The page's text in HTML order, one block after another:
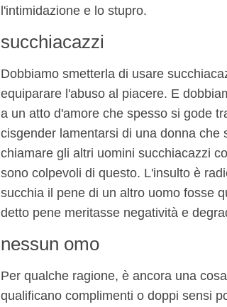
l'intimidazione e lo stupro.
succhiacazzi
Dobbiamo smetterla di usare
equiparare l'abuso al piacere. E
a un atto d'amore che spesso si gode
cisgender lamentarsi di una donna
chiamare gli altri uomini succhiacazzi
sono colpevoli di questo. L'insulto è
succhia il pene di un altro uomo fosse
detto pene meritasse negatività e
nessun omo
Per qualche ragione, è ancora una
qualificano complimenti o doppi sensi